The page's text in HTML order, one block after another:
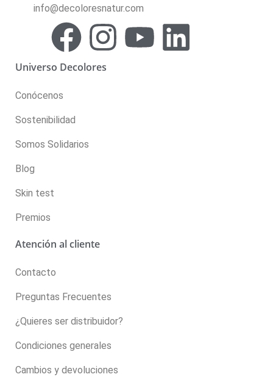
info@decoloresnatur.com
Universo Decolores
Conócenos
Sostenibilidad
Somos Solidarios
Blog
Skin test
Premios
Atención al cliente
Contacto
Preguntas Frecuentes
¿Quieres ser distribuidor?
Condiciones generales
Cambios y devoluciones